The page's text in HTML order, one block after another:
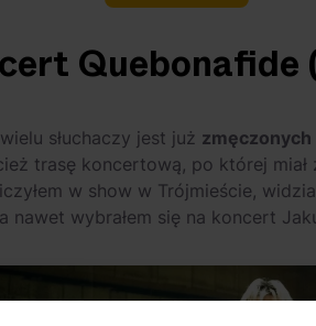
Quebonafide
słuchaczy jest już zmęczonych
trasę koncertową, po której
w show w Trójmieście,
nawet wybrałem się na koncert